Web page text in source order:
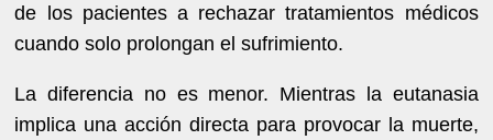
de los pacientes a rechazar tratamientos médicos
cuando solo prolongan el sufrimiento.
La diferencia no es menor. Mientras la eutanasia
implica una acción directa para provocar la muerte,